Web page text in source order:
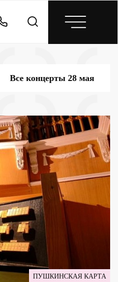
Все концерты 28 мая
ПУШКИНСКАЯ КАРТА